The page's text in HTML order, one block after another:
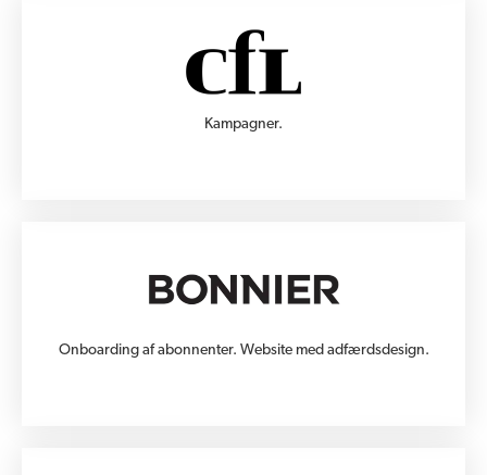
Kampagner.
Onboarding af abonnenter. Website med adfærdsdesign.